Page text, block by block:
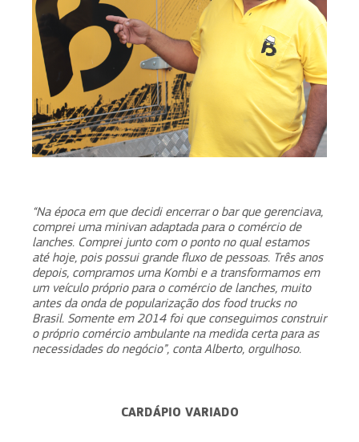
“Na época em que decidi encerrar o bar que gerenciava,
comprei uma minivan adaptada para o comércio de
lanches. Comprei junto com o ponto no qual estamos
até hoje, pois possui grande ﬂuxo de pessoas. Três anos
depois, compramos uma Kombi e a transformamos em
um veículo próprio para o comércio de lanches, muito
antes da onda de popularização dos food trucks no
Brasil. Somente em 2014 foi que conseguimos construir
o próprio comércio ambulante na medida certa para as
necessidades do negócio”, conta Alberto, orgulhoso.
CARDÁPIO VARIADO